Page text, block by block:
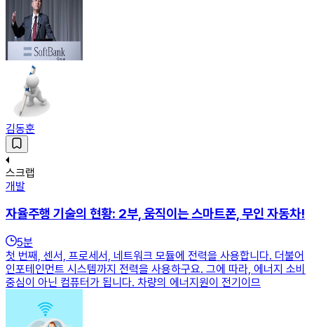
김동훈
스크랩
개발
자율주행 기술의 현황: 2부, 움직이는 스마트폰, 무인 자동차!
5분
첫 번째, 센서, 프로세서, 네트워크 모듈에 전력을 사용합니다. 더불어
인포테인먼트 시스템까지 전력을 사용하구요. 그에 따라, 에너지 소비
중심이 아닌 컴퓨터가 됩니다. 차량의 에너지원이 전기이므